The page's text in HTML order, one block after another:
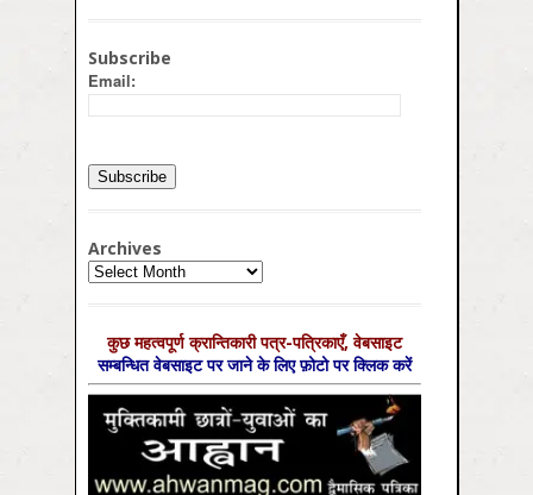
Subscribe
Email:
Archives
Archives
कुछ महत्‍वपूर्ण क्रान्तिकारी पत्र-पत्रिकाएँ, वेबसाइट
सम्‍बन्धित वेबसाइट पर जाने के लिए फ़ोटो पर क्लिक करें